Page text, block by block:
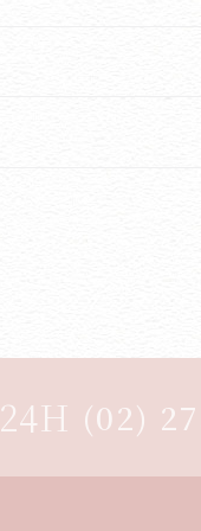
24H (02)